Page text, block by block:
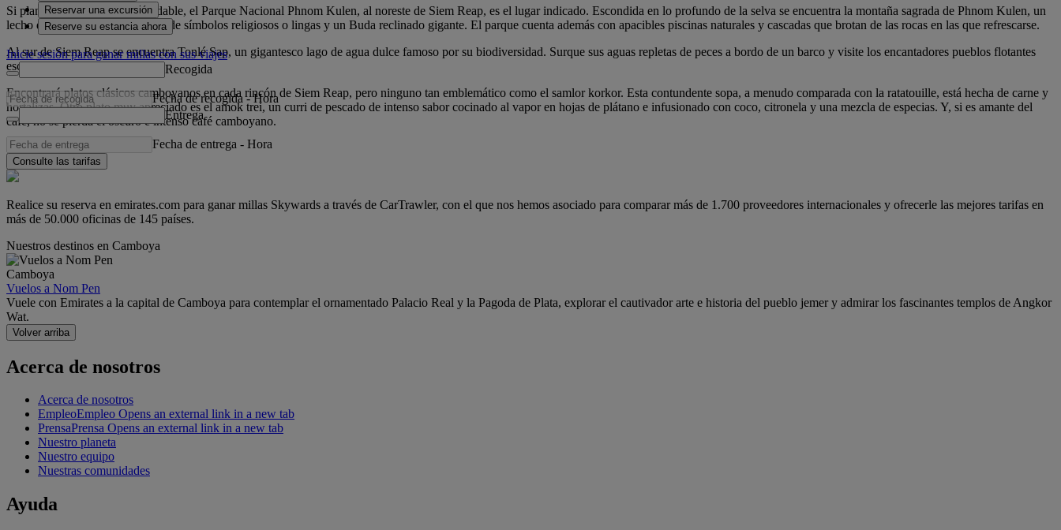
Si planea una excursión inolvidable, el Parque Nacional Phnom Kulen, al noreste de Siem Reap, es el lugar indicado. Escondida en lo profundo de la selva se encuentra la montaña sagrada de Phnom Kulen, un
lecho de río esculpido con miles de símbolos religiosos o lingas y un Buda reclinado gigante. El parque cuenta además con apacibles piscinas naturales y cascadas que brotan de las rocas en las que refrescarse.
Al sur de Siem Reap se encuentra Tonlé Sap, un gigantesco lago de agua dulce famoso por su biodiversidad. Surque sus aguas repletas de peces a bordo de un barco y visite los encantadores pueblos flotantes
escondidos entre los manglares.
Encontrará platos clásicos camboyanos en cada rincón de Siem Reap, pero ninguno tan emblemático como el samlor korkor. Esta contundente sopa, a menudo comparada con la ratatouille, está hecha de carne y
hortalizas. Otro plato muy apreciado es el amok trei, un curri de pescado de intenso sabor cocinado al vapor en hojas de plátano e infusionado con coco, citronela y una mezcla de especias. Y, si es amante del
café, no se pierda el oscuro e intenso café camboyano.
Reservar una excursión
Reserve su estancia ahora
Inicie sesión para ganar millas con sus viajes
Recogida
Fecha de recogida - Hora
Entrega
Fecha de entrega - Hora
Consulte las tarifas
Realice su reserva en emirates.com para ganar millas Skywards a través de CarTrawler, con el que nos hemos asociado para comparar más de 1.700 proveedores internacionales y ofrecerle las mejores tarifas en
más de 50.000 oficinas de 145 países.
Nuestros destinos en Camboya
Camboya
Vuelos a Nom Pen
Vuele con Emirates a la capital de Camboya para contemplar el ornamentado Palacio Real y la Pagoda de Plata, explorar el cautivador arte e historia del pueblo jemer y admirar los fascinantes templos de Angkor
Wat.
Volver arriba
Acerca de nosotros
Acerca de nosotros
EmpleoEmpleo Opens an external link in a new tab
PrensaPrensa Opens an external link in a new tab
Nuestro planeta
Nuestro equipo
Nuestras comunidades
Ayuda